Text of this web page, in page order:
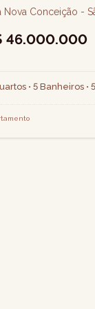
Nova Conceição -
46.000.000
• 5 Banheiros •